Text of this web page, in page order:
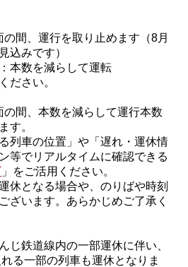
の間、運行を取り止めます（8月
込みです）
本数を減らして運転
ださい。
の間、本数を減らして運行本数
す。
列車の位置」や「遅れ・運休情
等でリアルタイムに確認できる
」をご活用ください。
休となる場合や、のりばや時刻
ざいます。あらかじめご了承く
じ鉄道線内の一部運休に伴い、
る一部の列車も運休となりま